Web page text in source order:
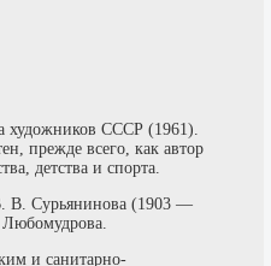
художников СССР (1961).
прежде всего, как автор
детства и спорта.
В. Сурьянинова (1903 —
и санитарно-